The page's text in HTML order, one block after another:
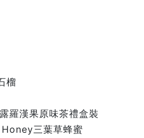
榴
羅漢果原味茶禮盒裝
三葉草蜂蜜